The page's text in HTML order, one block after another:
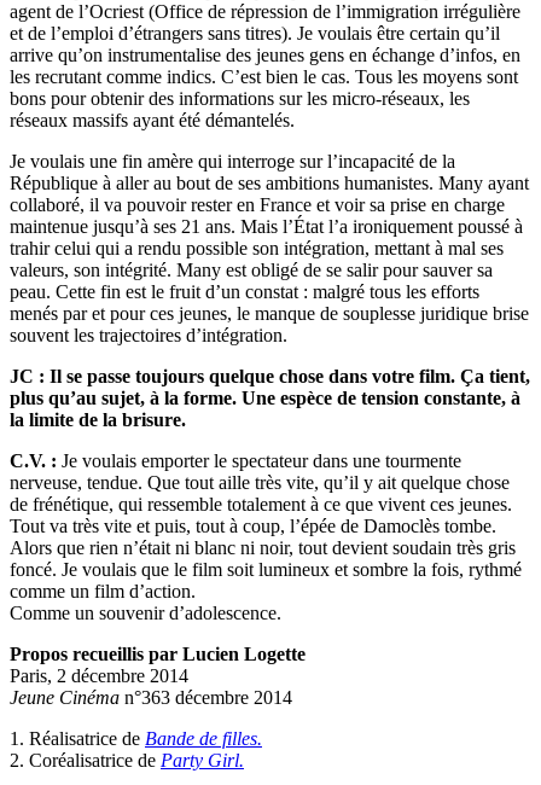
agent de l’Ocriest (Office de répression de l’immigration irrégulière
et de l’emploi d’étrangers sans titres). Je voulais être certain qu’il
arrive qu’on instrumentalise des jeunes gens en échange d’infos, en
les recrutant comme indics. C’est bien le cas. Tous les moyens sont
bons pour obtenir des informations sur les micro-réseaux, les
réseaux massifs ayant été démantelés.
Je voulais une fin amère qui interroge sur l’incapacité de la
République à aller au bout de ses ambitions humanistes. Many ayant
collaboré, il va pouvoir rester en France et voir sa prise en charge
maintenue jusqu’à ses 21 ans. Mais l’État l’a ironiquement poussé à
trahir celui qui a rendu possible son intégration, mettant à mal ses
valeurs, son intégrité. Many est obligé de se salir pour sauver sa
peau. Cette fin est le fruit d’un constat : malgré tous les efforts
menés par et pour ces jeunes, le manque de souplesse juridique brise
souvent les trajectoires d’intégration.
JC : Il se passe toujours quelque chose dans votre film. Ça tient,
plus qu’au sujet, à la forme. Une espèce de tension constante, à
la limite de la brisure.
C.V. : Je voulais emporter le spectateur dans une tourmente
nerveuse, tendue. Que tout aille très vite, qu’il y ait quelque chose
de frénétique, qui ressemble totalement à ce que vivent ces jeunes.
Tout va très vite et puis, tout à coup, l’épée de Damoclès tombe.
Alors que rien n’était ni blanc ni noir, tout devient soudain très gris
foncé. Je voulais que le film soit lumineux et sombre la fois, rythmé
comme un film d’action.
Comme un souvenir d’adolescence.
Propos recueillis par Lucien Logette
Paris, 2 décembre 2014
Jeune Cinéma n°363 décembre 2014
1. Réalisatrice de Bande de filles.
2. Coréalisatrice de Party Girl.